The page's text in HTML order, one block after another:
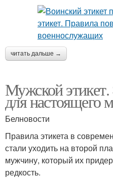
читать дальше →
Мужской этикет.
для настоящего
Белновости
Правила этикета в
стали уходить на второй
мужчину, который их
редкость.